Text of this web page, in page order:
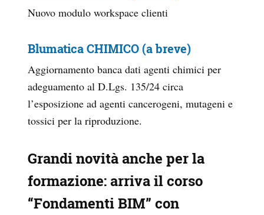
Nuovo modulo workspace clienti
Blumatica CHIMICO (a breve)
Aggiornamento banca dati agenti chimici per
adeguamento al D.Lgs. 135/24 circa
l’esposizione ad agenti cancerogeni, mutageni e
tossici per la riproduzione.
Grandi novità anche per la
formazione: arriva il corso
“Fondamenti BIM” con